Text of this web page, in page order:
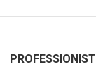
PROFESSIONISTI